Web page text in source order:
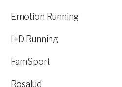
Emotion Running
I+D Running
FamSport
Rosalud